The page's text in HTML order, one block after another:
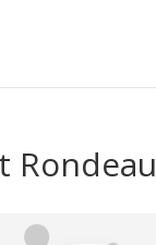
Rondeau